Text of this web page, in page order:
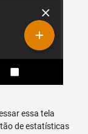
essa tela
de estatísticas